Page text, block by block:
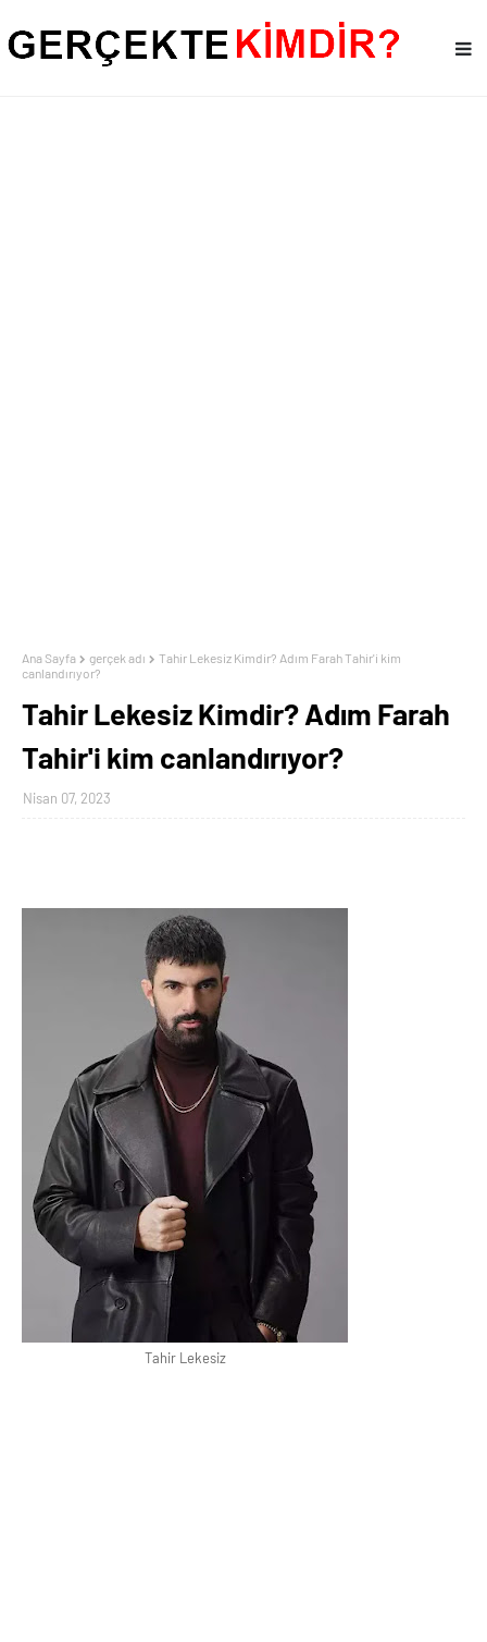
Ana Sayfa gerçek adı
Tahir Lekesiz Kimdir? Adım Farah Tahir'i kim
canlandırıyor?
Tahir Lekesiz Kimdir? Adım Farah
Tahir'i kim canlandırıyor?
Nisan 07, 2023
Tahir Lekesiz